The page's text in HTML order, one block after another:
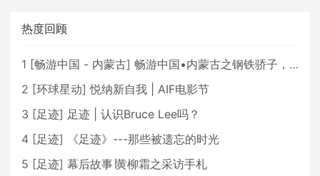
热度回顾
1 [畅游中国 - 内蒙古] 畅游中国•内蒙古之钢铁骄子，魅力包头
2 [环球星动] 悦纳新自我 | AIF电影节
3 [足迹] 足迹 | 认识Bruce Lee吗？
4 [足迹]
《足迹》---那些被遗忘的时光
5 [足迹] 幕后故事∣黄柳霜之采访手札